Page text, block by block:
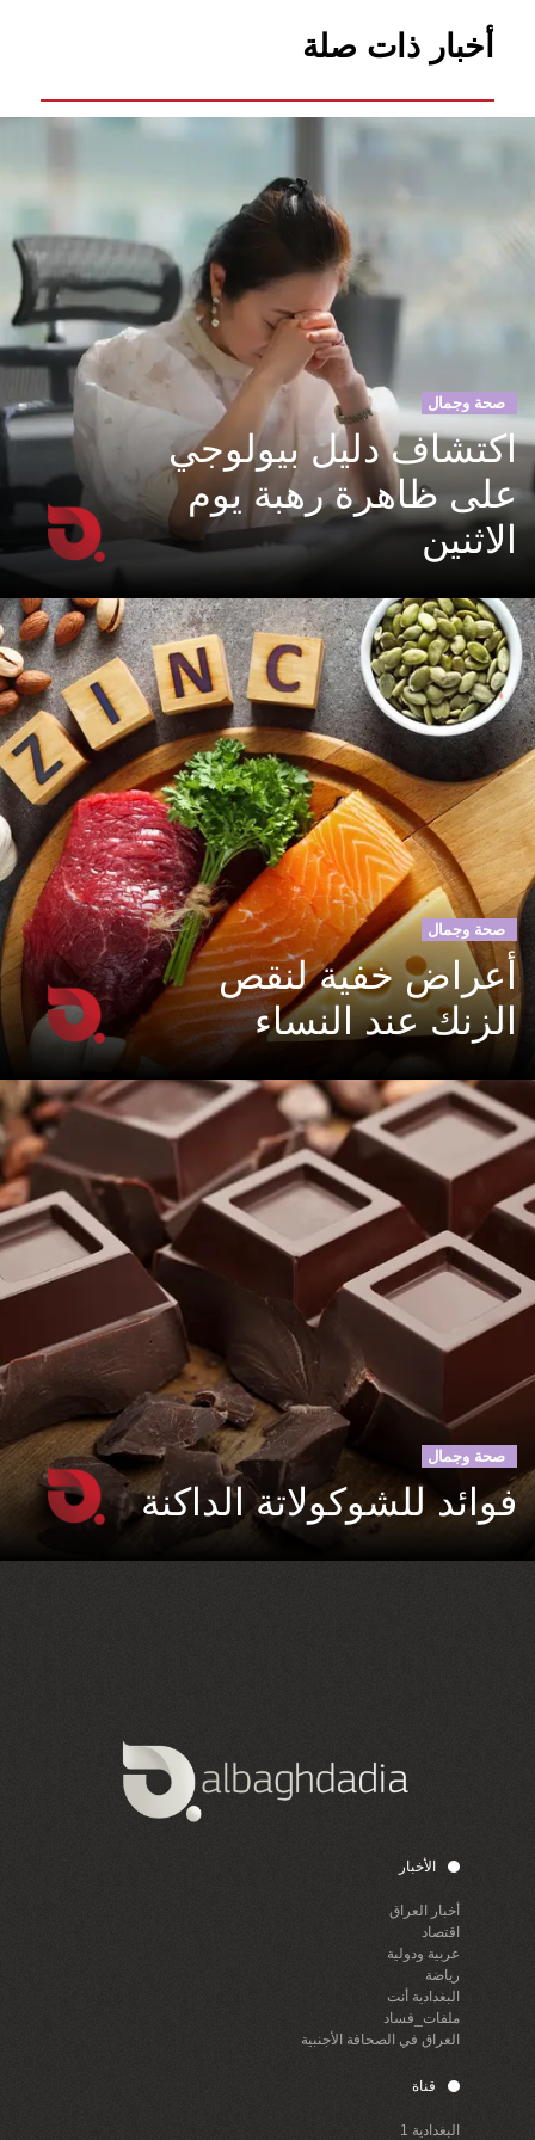
أخبار ذات صلة
صحة وجمال
اكتشاف دليل بيولوجي
على ظاهرة رهبة يوم
الاثنين
صحة وجمال
أعراض خفية لنقص
الزنك عند النساء
صحة وجمال
فوائد للشوكولاتة الداكنة
الأخبار
أخبار العراق
اقتصاد
عربية ودولية
رياضة
البغدادية أنت
ملفات_فساد
العراق في الصحافة الأجنبية
قناة
البغدادية 1